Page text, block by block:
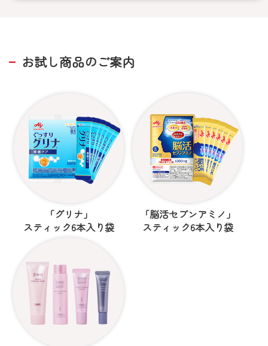
お試し商品のご案内
「グリナ」
スティック6本入り袋
「脳活セブンアミノ」
スティック6本入り袋